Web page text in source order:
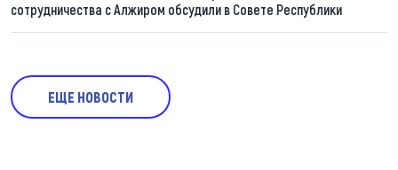
сотрудничества с Алжиром обсудили в Совете Республики
ЕЩЕ НОВОСТИ